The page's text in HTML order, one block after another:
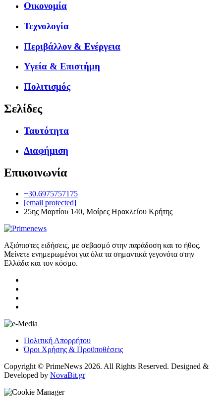
Οικονομία
Τεχνολογία
Περιβάλλον & Ενέργεια
Υγεία & Επιστήμη
Πολιτισμός
Σελίδες
Ταυτότητα
Διαφήμιση
Επικοινωνία
+30.6975757175
[email protected]
25ης Μαρτίου 140, Μοίρες Ηρακλείου Κρήτης
Αξιόπιστες ειδήσεις, με σεβασμό στην παράδοση και το ήθος.
Μείνετε ενημερωμένοι για όλα τα σημαντικά γεγονότα στην
Ελλάδα και τον κόσμο.
Πολιτική Απορρήτου
Όροι Χρήσης & Προϋποθέσεις
Copyright © PrimeNews 2026. All Rights Reserved. Designed &
Developed by NovaBit.gr